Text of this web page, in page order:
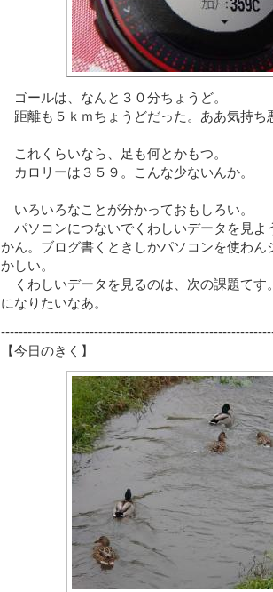
ゴールは、なんと３０分ちょうど。
距離も５ｋｍちょうどだった。ああ気持ち
これくらいなら、足も何とかもつ。
カロリーは３５９。こんな少ないんか。
いろいろなことが分かっておもしろい。
パソコンにつないでくわしいデータを見よ
かん。ブログ書くときしかパソコンを使わん
かしい。
くわしいデータを見るのは、次の課題てす
になりたいなあ。
【今日のきく】